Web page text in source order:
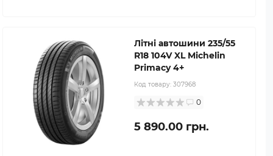
Літні автошини 235/55
R18 104V XL Michelin
Primacy 4+
Код товару: 307968
0
5 890.00 грн.